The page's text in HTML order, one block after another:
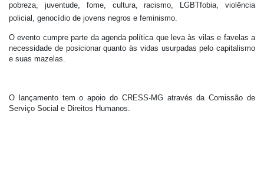
pobreza, juventude, fome, cultura, racismo, LGBTfobia, violência
policial, genocídio de jovens negros e feminismo.
O evento cumpre parte da agenda política que leva às vilas e favelas a
necessidade de posicionar quanto às vidas usurpadas pelo capitalismo
e suas mazelas.
O lançamento tem o apoio do CRESS-MG através da Comissão de
Serviço Social e Direitos Humanos.